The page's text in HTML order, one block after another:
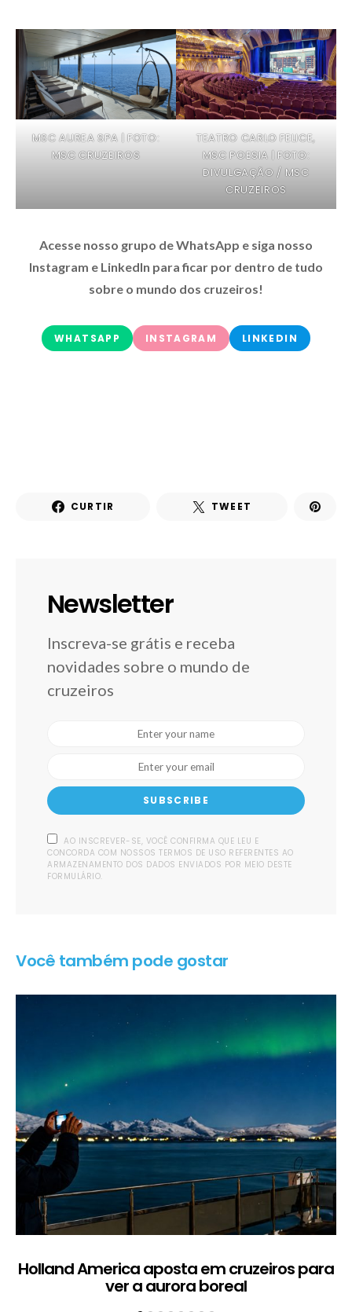
MSC AUREA SPA | FOTO:
MSC CRUZEIROS
TEATRO CARLO FELICE,
MSC POESIA | FOTO:
DIVULGAÇÃO / MSC
CRUZEIROS
Acesse nosso grupo de WhatsApp e siga nosso
Instagram e LinkedIn para ficar por dentro de tudo
sobre o mundo dos cruzeiros!
WHATSAPP INSTAGRAM LINKEDIN
CURTIR TWEET
Newsletter
Inscreva-se grátis e receba
novidades sobre o mundo de
cruzeiros
SUBSCRIBE
AO INSCREVER-SE, VOCÊ CONFIRMA QUE LEU E
CONCORDA COM NOSSOS TERMOS DE USO REFERENTES AO
ARMAZENAMENTO DOS DADOS ENVIADOS POR MEIO DESTE
FORMULÁRIO.
Você também pode gostar
Holland America aposta em cruzeiros para
ver a aurora boreal